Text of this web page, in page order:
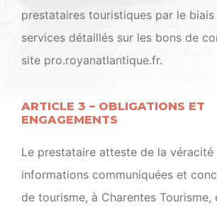
prestataires touristiques par le
services détaillés sur les bons de
site pro.royanatlantique.fr.
ARTICLE 3 – OBLIGATIONS ET
ENGAGEMENTS
Le prestataire atteste de la véracité
informations communiquées et
de tourisme, à Charentes Tourisme,